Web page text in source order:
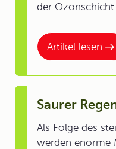
Artikel lesen
der
Saurer
Als Folge des
werden enorme